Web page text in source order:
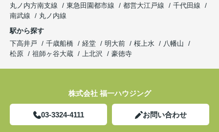
丸ノ内方南支線
東急田園都市線 都営大江戸線
千代田線
南武線
丸ノ内線
駅から探す
下高井戸
千歳船橋 経堂 明大前 桜上水
八幡山
松原
祖師ヶ谷大蔵 上北沢 豪徳寺
株式会社 福一ハウジング
03-3324-4111 お問い合わせ